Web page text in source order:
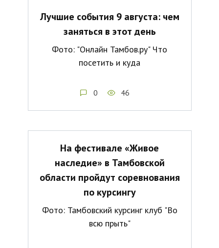
Лучшие события 9 августа: чем
заняться в этот день
Фото: "Онлайн Тамбов.ру" Что
посетить и куда
0 46
На фестивале «Живое
наследие» в Тамбовской
области пройдут соревнования
по курсингу
Фото: Тамбовский курсинг клуб "Во
всю прыть"